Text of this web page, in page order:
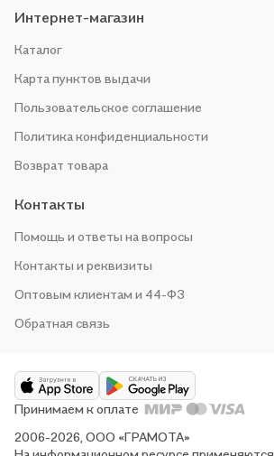
Интернет-магазин
Каталог
Карта пунктов выдачи
Пользовательское соглашение
Политика конфиденциальности
Возврат товара
Контакты
Помощь и ответы на вопросы
Контакты и реквизиты
Оптовым клиентам и 44-ФЗ
Обратная связь
2006-2026, ООО «ГРАМОТА»
Принимаем к оплате